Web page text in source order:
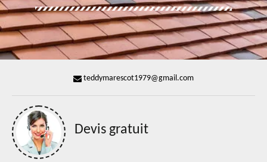
teddymarescot1979@gmail.com
Devis gratuit